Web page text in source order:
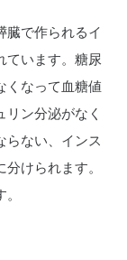
臓で作られるイ
ています。糖尿
くなって血糖値
ン分泌がなく
らない、インス
けられます。